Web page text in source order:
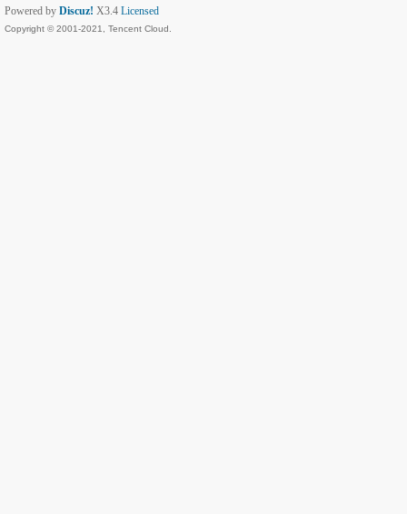
Powered by Discuz! X3.4 Licensed
Copyright © 2001-2021, Tencent Cloud.